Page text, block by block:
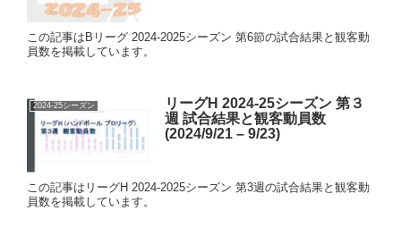
この記事はBリーグ 2024-2025シーズン 第6節の試合結果と観客動
員数を掲載しています。
2024-25シーズン
リーグH 2024-25シーズン 第３
週 試合結果と観客動員数
(2024/9/21 – 9/23)
この記事はリーグH 2024-2025シーズン 第3週の試合結果と観客動
員数を掲載しています。